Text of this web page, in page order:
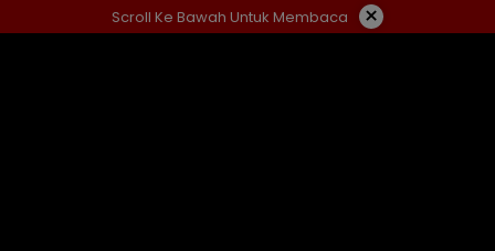
ke
Scroll Ke Bawah Untuk Membaca ×